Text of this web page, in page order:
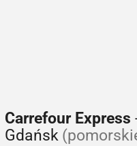
Carrefour Express
Gdańsk